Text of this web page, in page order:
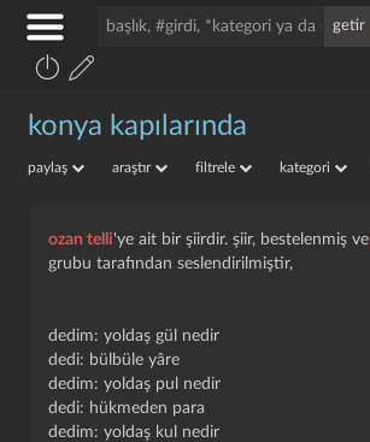
konya kapılarında
paylaş araştır filtrele kategori
ozan telli'ye ait bir şiirdir. şiir, bestelenmiş ve
grubu tarafından seslendirilmiştir,
dedim: yoldaş gül nedir
dedi: bülbüle yâre
dedim: yoldaş pul nedir
dedi: hükmeden para
dedim: yoldaş kul nedir